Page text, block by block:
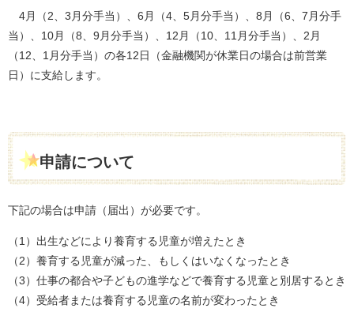
4月（2、3月分手当）、6月（4、5月分手当）、8月（6、7月分手
当）、10月（8、9月分手当）、12月（10、11月分手当）、2月
（12、1月分手当）の各12日（金融機関が休業日の場合は前営業
日）に支給します。
申請について
下記の場合は申請（届出）が必要です。
（1）出生などにより養育する児童が増えたとき
（2）養育する児童が減った、もしくはいなくなったとき
（3）仕事の都合や子どもの進学などで養育する児童と別居するとき
（4）受給者または養育する児童の名前が変わったとき